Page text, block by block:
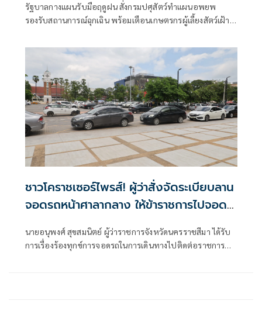
รัฐบาลกางแผนรับมือฤดูฝน สั่งกรมปศุสัตว์ทำแผนอพยพ
รองรับสถานการณ์ฉุกเฉิน พร้อมเตือนเกษตรกรผู้เลี้ยงสัตว์เฝ้า
ชาวโคราชเซอร์ไพรส์! ผู้ว่าสั่งจัดระเบียบลาน
จอดรถหน้าศาลากลาง ให้ข้าราชการไปจอด
นายอนุพงศ์ สุขสมนิตย์ ผู้ว่าราชการจังหวัดนครราชสีมา ได้รับ
การเรื่องร้องทุกข์การจอดรถในการเดินทางไปติดต่อราชการบน